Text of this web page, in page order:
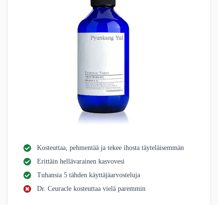
Kosteuttaa, pehmentää ja tekee ihosta täyteläisemmän
Erittäin hellävarainen kasvovesi
Tuhansia 5 tähden käyttäjäarvosteluja
Dr. Ceuracle kosteuttaa vielä paremmin